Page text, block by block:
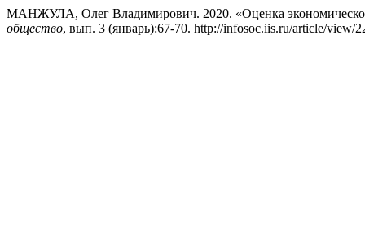
МАНЖУЛА, Олег Владимирович. 2020. «Оценка
общество, вып. 3 (январь):67-70. http://infosoc.iis.ru/article/view/